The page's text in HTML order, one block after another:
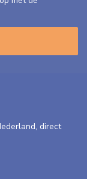
direct